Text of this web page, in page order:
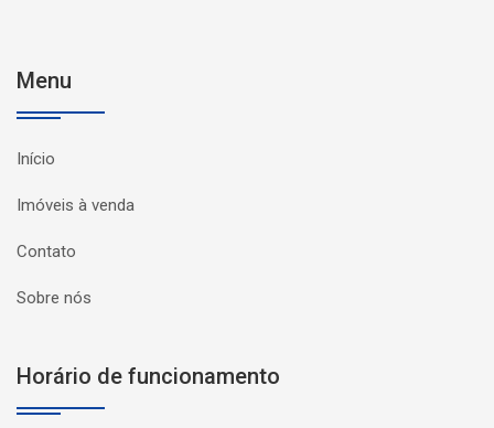
Menu
Início
Imóveis à venda
Contato
Sobre nós
Horário de funcionamento